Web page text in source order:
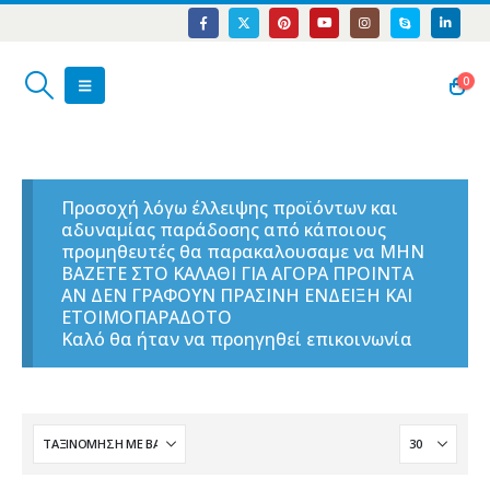
0
Προσοχή λόγω έλλειψης προϊόντων και
αδυναμίας παράδοσης από κάποιους
προμηθευτές θα παρακαλουσαμε να ΜΗΝ
ΒΑΖΕΤΕ ΣΤΟ ΚΑΛΑΘΙ ΓΙΑ ΑΓΟΡΑ ΠΡΟΙΝΤΑ
ΑΝ ΔΕΝ ΓΡΑΦΟΥΝ ΠΡΑΣΙΝΗ ΕΝΔΕΙΞΗ ΚΑΙ
ΕΤΟΙΜΟΠΑΡΑΔΟΤΟ
Καλό θα ήταν να προηγηθεί επικοινωνία